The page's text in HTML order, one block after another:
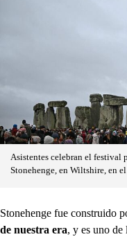
Asistentes celebran el festival
Stonehenge, en Wiltshire, en
Stonehenge fue construido
de nuestra era, y es uno de